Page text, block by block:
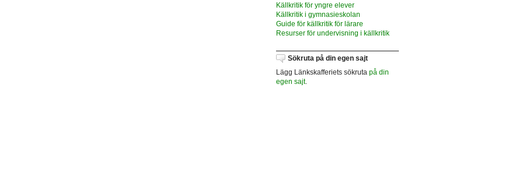
Källkritik för yngre elever
Källkritik i gymnasieskolan
Guide för källkritik för lärare
Resurser för undervisning i källkritik
Sökruta på din egen sajt
Lägg Länkskafferiets sökruta på din
egen sajt.